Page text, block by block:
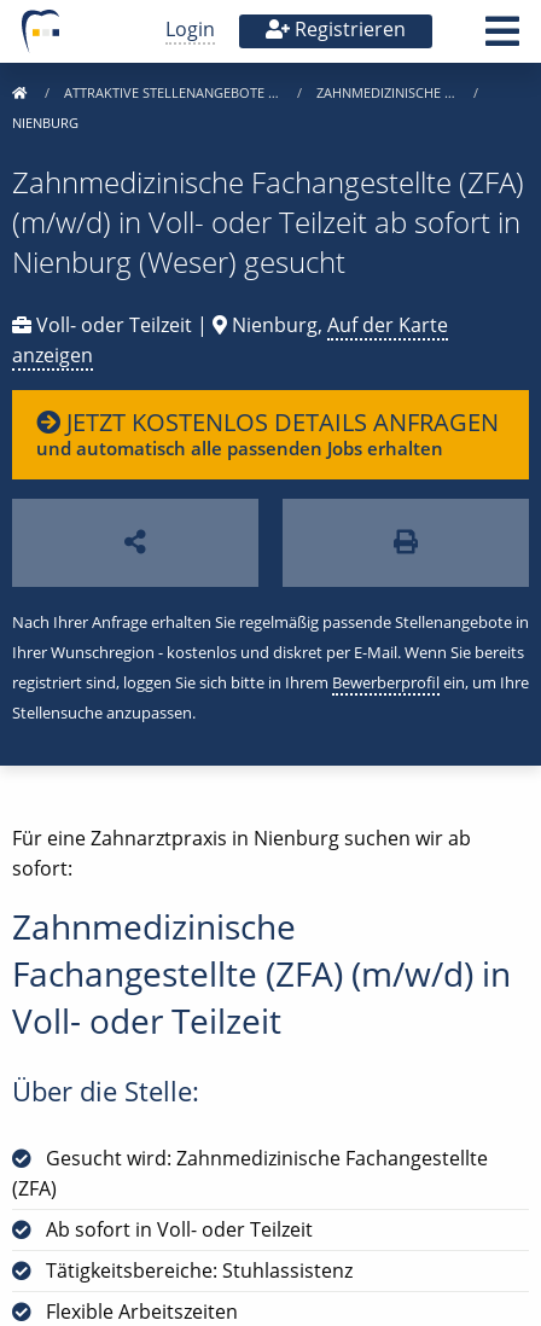
Login Registrieren
ATTRAKTIVE STELLENANGEBOTE …
ZAHNMEDIZINISCHE …
NIENBURG
Zahnmedizinische Fachangestellte (ZFA)
(m/w/d) in Voll- oder Teilzeit ab sofort in
Nienburg (Weser) gesucht
Voll- oder Teilzeit | Nienburg, Auf der Karte
anzeigen
JETZT KOSTENLOS DETAILS ANFRAGEN
und automatisch alle passenden Jobs erhalten
Nach Ihrer Anfrage erhalten Sie regelmäßig passende Stellenangebote in
Ihrer Wunschregion - kostenlos und diskret per E-Mail. Wenn Sie bereits
registriert sind, loggen Sie sich bitte in Ihrem Bewerberprofilein, um Ihre
Stellensuche anzupassen.
Für eine Zahnarztpraxis in Nienburg suchen wir ab
sofort:
Zahnmedizinische
Fachangestellte (ZFA) (m/w/d) in
Voll- oder Teilzeit
Über die Stelle:
Gesucht wird: Zahnmedizinische Fachangestellte
(ZFA)
Ab sofort in Voll- oder Teilzeit
Tätigkeitsbereiche: Stuhlassistenz
Flexible Arbeitszeiten